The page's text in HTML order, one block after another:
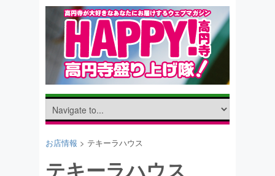
お店情報 > テキーラハウス
テキーラハウス